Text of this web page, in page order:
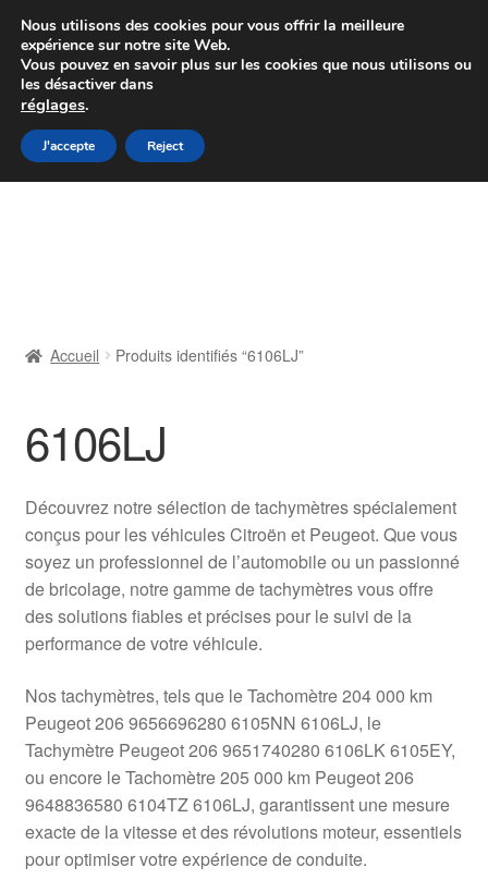
Colissimo livraison à partir de 7 EUR
Du lundi au vendredi de 9 h à 16 h
Aller
à
Aller
au
Livraison
Livraison internationale
Mon compte
Paiements
Plainte
Politique de confidentialité
Procédure de Réclamation
Accueil Produits identifiés “6106LJ”
6106LJ
Découvrez notre sélection de tachymètres spécialement
conçus pour les véhicules Citroën et Peugeot. Que vous
soyez un professionnel de l’automobile ou un passionné
de bricolage, notre gamme de tachymètres vous offre
des solutions fiables et précises pour le suivi de la
performance de votre véhicule.
Nos tachymètres, tels que le Tachomètre 204 000 km
Peugeot 206 9656696280 6105NN 6106LJ, le
Tachymètre Peugeot 206 9651740280 6106LK 6105EY,
ou encore le Tachomètre 205 000 km Peugeot 206
9648836580 6104TZ 6106LJ, garantissent une mesure
exacte de la vitesse et des révolutions moteur, essentiels
pour optimiser votre expérience de conduite.
Nous utilisons des cookies pour vous offrir la meilleure
expérience sur notre site Web.
Vous pouvez en savoir plus sur les cookies que nous utilisons ou
les désactiver dans
réglages.
J'accepte Reject